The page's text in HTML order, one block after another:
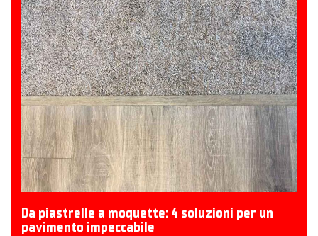
Da piastrelle a moquette: 4 soluzioni per un
pavimento impeccabile